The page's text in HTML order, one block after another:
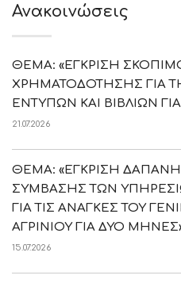
Ανακοινώσεις
ΘΕΜΑ: «ΕΓΚΡΙΣΗ
ΧΡΗΜΑΤΟΔΟΤΗΣΗΣ ΓΙΑ
ΕΝΤΥΠΩΝ ΚΑΙ ΒΙΒΛΙΩΝ
21.07.2026
ΘΕΜΑ: «ΕΓΚΡΙΣΗ
ΣΥΜΒΑΣΗΣ ΤΩΝ
ΓΙΑ ΤΙΣ ΑΝΑΓΚΕΣ ΤΟΥ
ΑΓΡΙΝΙΟΥ ΓΙΑ ΔΥΟ
15.07.2026